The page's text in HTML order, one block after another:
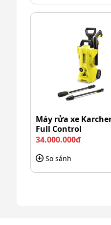
Máy rửa xe
Full Control
34.000.000đ
So sánh